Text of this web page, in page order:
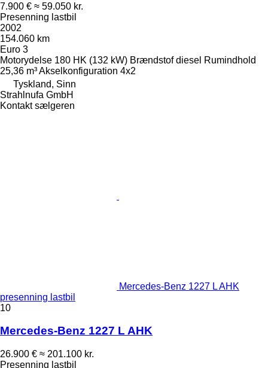
7.900 € ≈ 59.050 kr.
Presenning lastbil
2002
154.060 km
Euro 3
Motorydelse 180 HK (132 kW) Brændstof diesel Rumindhold
25,36 m³Akselkonfiguration 4x2
Tyskland, Sinn
Strahlnufa GmbH
Kontakt sælgeren
Mercedes-Benz 1227 L AHK
presenning lastbil
10
Mercedes-Benz 1227 L AHK
26.900 € ≈ 201.100 kr.
Presenning lastbil